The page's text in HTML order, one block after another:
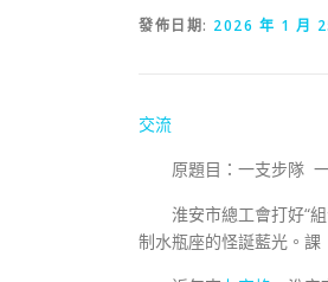
發佈日期: 2026 年 1 月
交流
原題目：一支步隊
淮安市總工會打好“
制水瓶座的怪誕藍光。課